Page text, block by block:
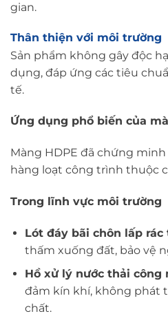
gian.
Thân thiện với môi trường
Sản phẩm không gây độc
dụng, đáp ứng các tiêu
tế.
Ứng dụng phổ biến của
Màng HDPE đã chứng
hàng loạt công trình thuộc
Trong lĩnh vực môi trường
Lót đáy bãi chôn lấp rác
thấm xuống đất, bảo vệ
Hồ xử lý nước thải công
đảm kín khí, không phát
chất.